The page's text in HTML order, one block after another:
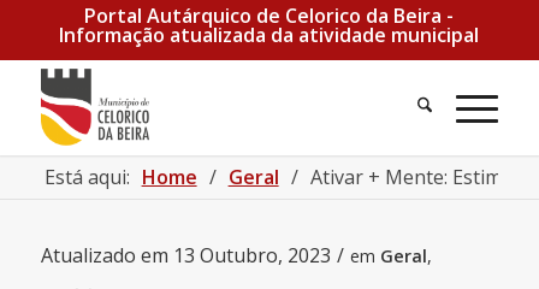
Portal Autárquico de Celorico da Beira -
Informação atualizada da atividade municipal
Pesquisa
Está aqui: Home / Geral / Ativar + Mente:
Atualizado em 13 Outubro, 2023 / em Geral,